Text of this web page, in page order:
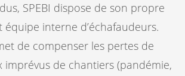
SPEBI dispose de son propre
équipe interne d’échafaudeurs.
de compenser les pertes de
imprévus de chantiers (pandémie,